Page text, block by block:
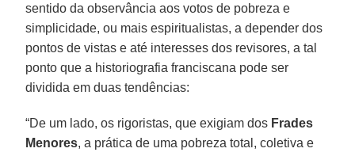
sentido da observância aos votos de pobreza e
simplicidade, ou mais espiritualistas, a depender dos
pontos de vistas e até interesses dos revisores, a tal
ponto que a historiografia franciscana pode ser
dividida em duas tendências:
“De um lado, os rigoristas, que exigiam dos Frades
Menores, a prática de uma pobreza total, coletiva e